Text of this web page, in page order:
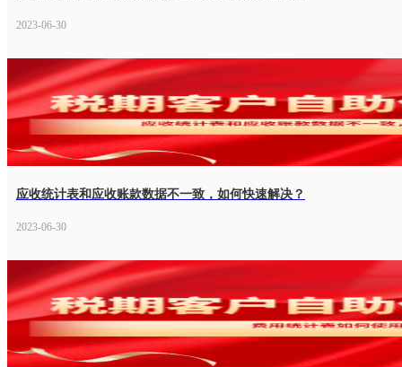
2023-06-30
应收统计表和应收账款数据不一致，如何快速解决？
2023-06-30